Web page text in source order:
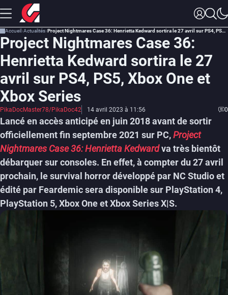
Accueil Actualités Project Nightmares Case 36: Henrietta Kedward sortira le 27 avril sur PS4, PS5, Xbox One et Xbox Series
Project Nightmares Case 36:
Henrietta Kedward sortira le 27
avril sur PS4, PS5, Xbox One et
Xbox Series
PikaDocMaster78/PikaDoc42 14 avril 2023 à 11:56 0
Lancé en accès anticipé en juin 2018 avant de sortir
officiellement fin septembre 2021 sur PC,Project
Nightmares Case 36: Henrietta Kedwardva très bientôt
débarquer sur consoles. En effet, à compter du 27 avril
prochain, le survival horror développé par NC Studio et
édité par Feardemic sera disponible sur PlayStation 4,
PlayStation 5, Xbox One et Xbox Series X|S.